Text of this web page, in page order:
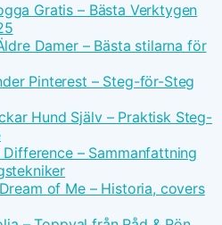
Gratis – Bästa Verktygen
Damer – Bästa stilarna för
Pinterest – Steg-för-Steg
Hund Själv – Praktisk Steg-
– Sammanfattning
of Me – Historia, covers